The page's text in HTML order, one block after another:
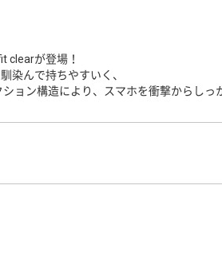
clearが登場！
染んで持ちやすいく、
ョン構造により、スマホを衝撃からしっ